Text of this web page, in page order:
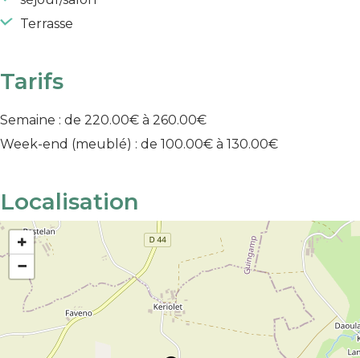
Terrasse
Tarifs
Semaine : de 220.00€ à 260.00€
Week-end (meublé) : de 100.00€ à 130.00€
Localisation
+
−